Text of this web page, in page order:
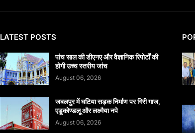
LATEST POSTS
पांच साल की डीएनए और वैज्ञानिक रिपोर्टों की
होगी उच्च स्तरीय जांच
August 06, 2026
जबलपुर में घटिया सड़क निर्माण पर गिरी गाज,
एडूकोण्डलू और लक्ष्मैया नपे
August 06, 2026